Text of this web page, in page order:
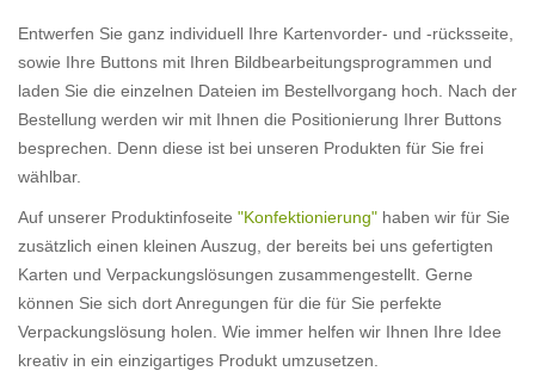
Entwerfen Sie ganz individuell Ihre Kartenvorder- und -rücksseite,
sowie Ihre Buttons mit Ihren Bildbearbeitungsprogrammen und
laden Sie die einzelnen Dateien im Bestellvorgang hoch. Nach der
Bestellung werden wir mit Ihnen die Positionierung Ihrer Buttons
besprechen. Denn diese ist bei unseren Produkten für Sie frei
wählbar.
Auf unserer Produktinfoseite "Konfektionierung" haben wir für Sie
zusätzlich einen kleinen Auszug, der bereits bei uns gefertigten
Karten und Verpackungslösungen zusammengestellt. Gerne
können Sie sich dort Anregungen für die für Sie perfekte
Verpackungslösung holen. Wie immer helfen wir Ihnen Ihre Idee
kreativ in ein einzigartiges Produkt umzusetzen.